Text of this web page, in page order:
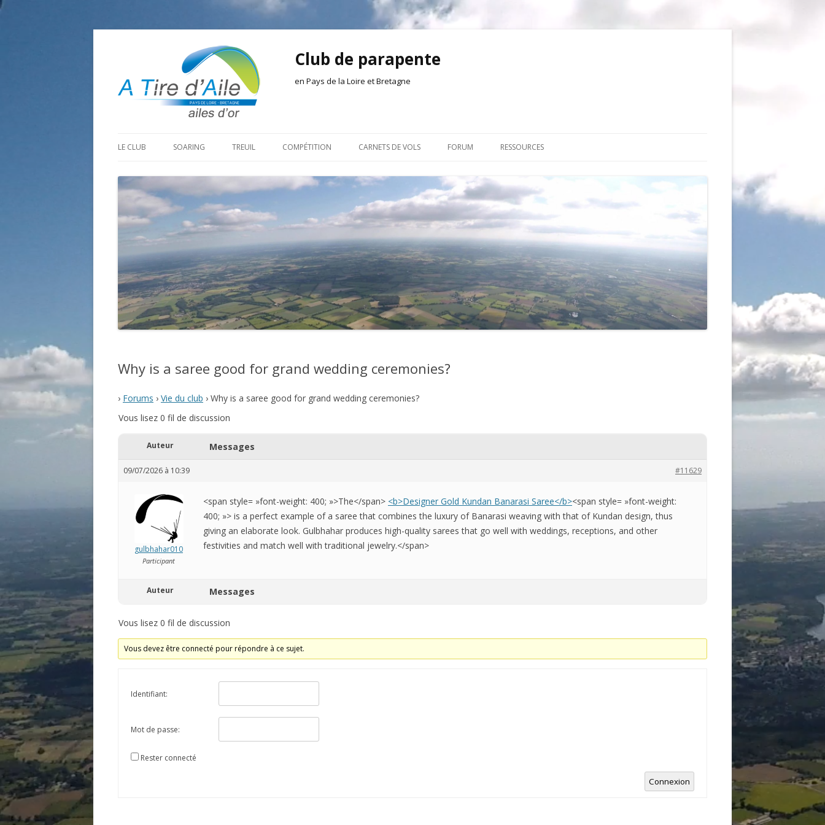
Club de parapente
en Pays de la Loire et Bretagne
au
LE CLUB
ADHÉRER
CONTACT
SOARING
GOHAUD
LE PREDAIRE
LA BOUTINARDIÈRE
AUTRES SITES DE VOL
TREUIL
LE MATÉRIEL
COMPÉTITION CARNETS DE VOLS
2025
2023
2022
2021
2020
2018
2017
2013
HISTORIQUE
FORUM
VIE DU CLUB
VOLS ET TREUIL
AILLEURS SUR LE WEB
RESSOURCES
OUTILS
VIDÉOS
Why is a saree good for grand wedding ceremonies?
› Forums › Vie du club › Why is a saree good for grand wedding ceremonies?
Vous lisez 0 fil de discussion
Auteur Messages
09/07/2026 à 10:39 #11629
gulbhahar010
Participant
<span style= »font-weight: 400; »>The</span> <b>Designer Gold Kundan Banarasi Saree</b><span style= »font-weight:
400; »> is a perfect example of a saree that combines the luxury of Banarasi weaving with that of Kundan design, thus
giving an elaborate look. Gulbhahar produces high-quality sarees that go well with weddings, receptions, and other
festivities and match well with traditional jewelry.</span>
Auteur Messages
Vous lisez 0 fil de discussion
Vous devez être connecté pour répondre à ce sujet.
Identifiant:
Mot de passe:
Rester connecté
Connexion